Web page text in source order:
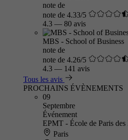
note de
note de 4.33/5
4.3 — 80 avis
MBS - School of Business
note de
note de 4.26/5
4.3 — 141 avis
Tous les avis
PROCHAINS ÉVÈNEMENTS
09
Septembre
Événement
EPMT - École de Paris des
Paris